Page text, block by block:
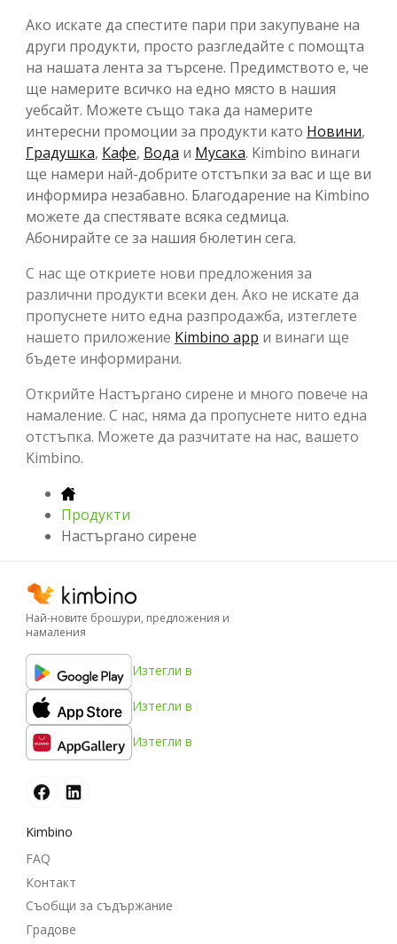
Ако искате да спестите пари при закупуване на
други продукти, просто разгледайте с помощта
на нашата лента за търсене. Предимството е, че
ще намерите всичко на едно място в нашия
уебсайт. Можете също така да намерите
интересни промоции за продукти като Новини,
Градушка, Кафе, Вода и Мусака. Kimbino винаги
ще намери най-добрите отстъпки за вас и ще ви
информира незабавно. Благодарение на Kimbino
можете да спестявате всяка седмица.
Абонирайте се за нашия бюлетин сега.
С нас ще откриете нови предложения за
различни продукти всеки ден. Ако не искате да
пропуснете нито една разпродажба, изтеглете
нашето приложение Kimbino app и винаги ще
бъдете информирани.
Открийте Настъргано сирене и много повече на
намаление. С нас, няма да пропуснете нито една
отстъпка. Можете да разчитате на нас, вашето
Kimbino.
Продукти
Настъргано сирене
Най-новите брошури, предложения и
намаления
Изтегли в
Изтегли в
Изтегли в
Kimbino
FAQ
Контакт
Съобщи за съдържание
Градове